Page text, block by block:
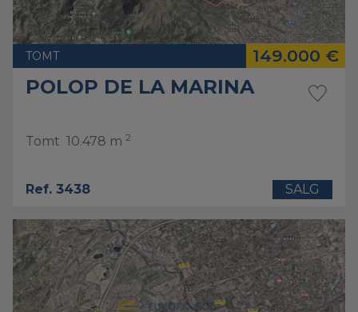
TOMT 149.000 €
POLOP DE LA MARINA
Tomt 10.478 m 2
Ref. 3438 SALG